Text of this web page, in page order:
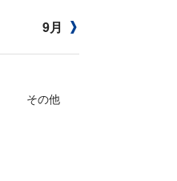
9月
その他